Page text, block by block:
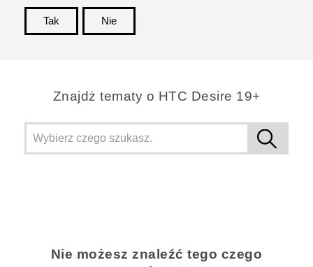
Tak
Nie
Znajdż tematy o ‎HTC Desire 19+‎
Nie możesz znaleźć tego czego